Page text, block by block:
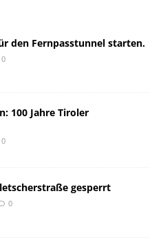
den Fernpasstunnel starten.
0
100 Jahre Tiroler
0
gesperrt
0